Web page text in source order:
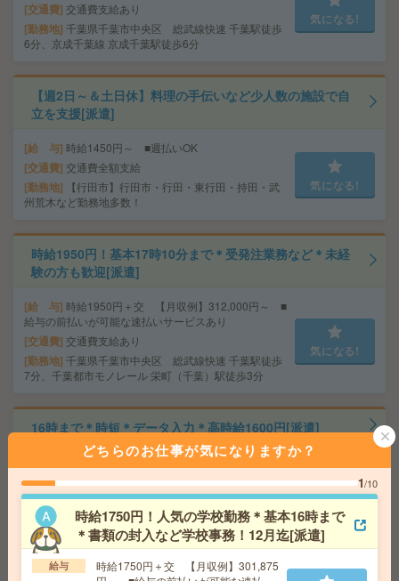
交通費 交通費支給あり
勤務地 千葉県千葉市中央区 総武線快速 千葉駅徒歩
6分、京成千葉線 京成千葉駅徒歩6分
気になる!
【週2日～＆土日休】料理の手伝いなど少人数の施設で自
立を支援[派遣]
給 与 時給1450円～ ■週払いOK
交通費 交通費全額支給
勤務地
【行田市】行田市・行田・東行田・持田・武
州荒木など勤務地多数！
気になる!
時給1950円！基本17時10分まで＊受発注業務など＊未経
験の方も歓迎[派遣]
給 与 時給1950円＋交 【月収例】312,000円～ ■
給与の前払いが可能な速払いサービスあり
交通費 交通費支給あり
勤務地 千葉県千葉市中央区 総武線快速 千葉駅徒歩
7分、千葉都市モノレール 栄町（千葉）駅徒歩3分
気になる!
16時まで＊時短＊データ入力＊高時給1600円[派遣]
時給1600円＋交 ■給与の前払いが可能な速
交通費 交通費支給あり
勤務地
千葉県船橋市 総武線快速 津田沼駅徒歩3
分、京成松戸線 新津田沼駅徒歩6分
気になる!
どちらのお仕事が気になりますか？
1/10
時給1750円！人気の学校勤務＊基本16時まで
＊書類の封入など学校事務！12月迄[派遣]
給与
時給1750円＋交 【月収例】301,875